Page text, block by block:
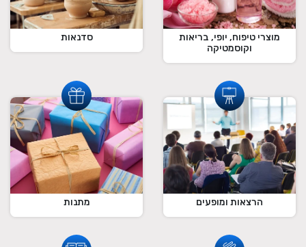
מוצרי טיפוח, יופי, בריאות
וקוסמטיקה
סדנאות
הרצאות ומופעים מתנות